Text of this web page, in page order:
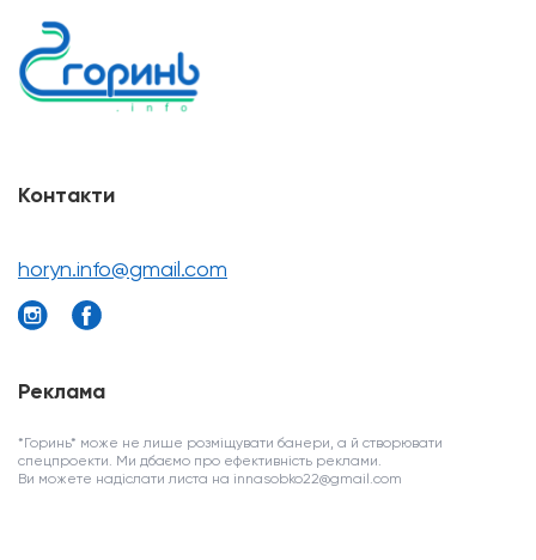
Контакти
horyn.info@gmail.com
Реклама
*Горинь* може не лише розміщувати банери, а й створювати
спецпроекти. Ми дбаємо про ефективність реклами.
Ви можете надіслати листа на innasobko22@gmail.com